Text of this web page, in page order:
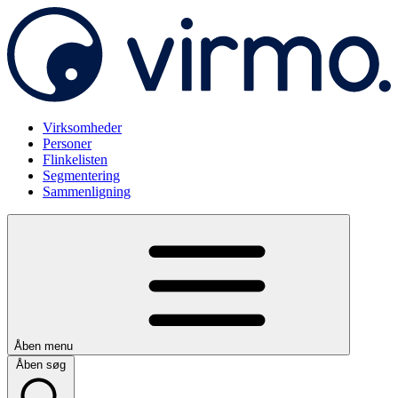
Virksomheder
Personer
Flinkelisten
Segmentering
Sammenligning
Åben menu
Åben søg